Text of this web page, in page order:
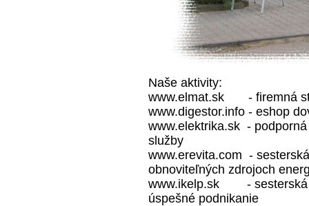
Naše aktivity:
www.elmat.sk - firemná
www.digestor.info - eshop
www.elektrika.sk -
služby
www.erevita.com -
obnoviteľných zdrojoch
www.ikelp.sk - sesterská
úspešné podnikanie